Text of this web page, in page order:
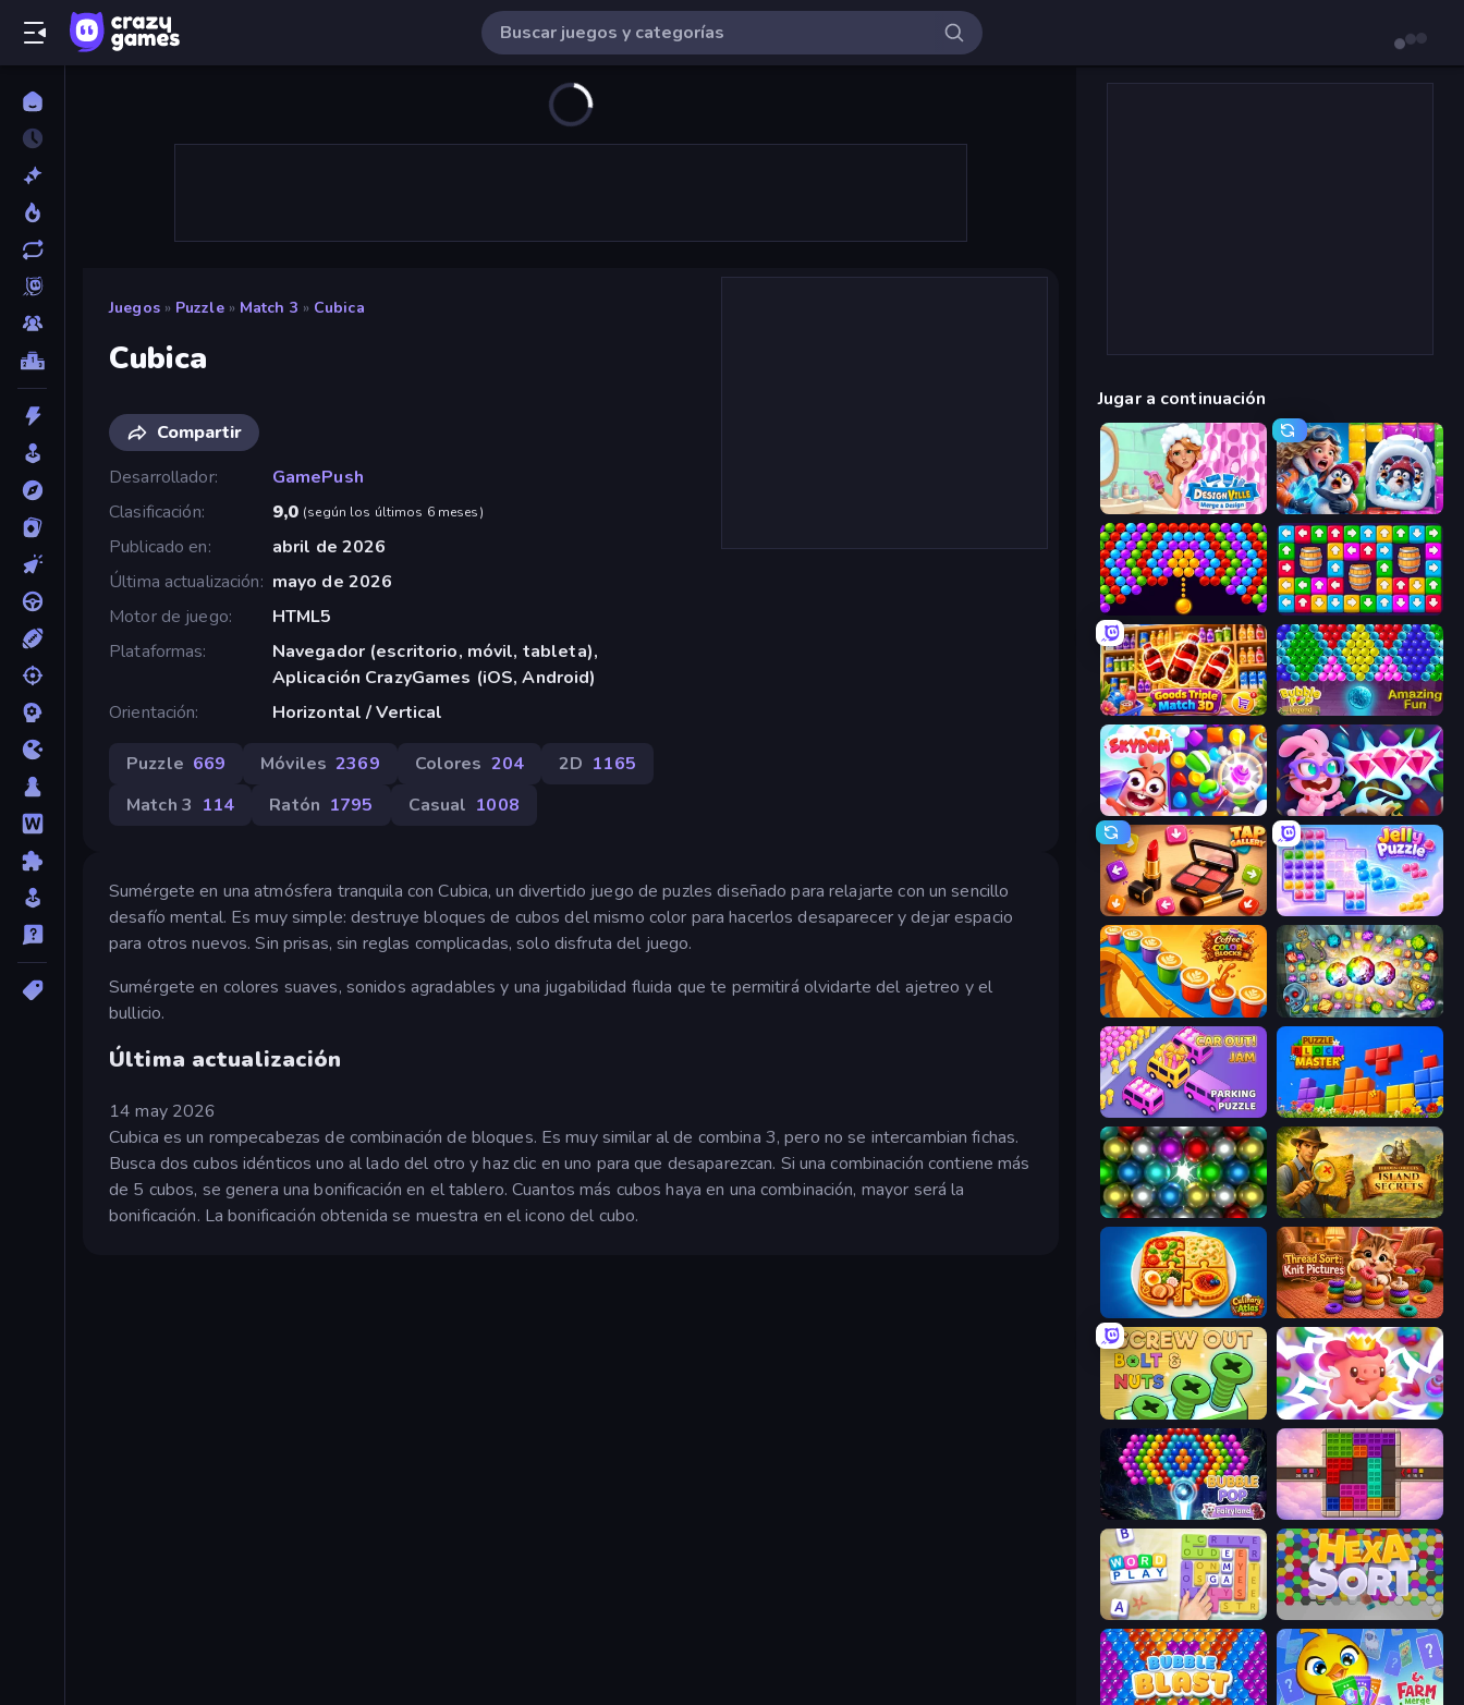
Juegos » Puzzle » Match 3 » Cubica
Cubica
Compartir
Desarrollador
GamePush
Clasificación
9,0 (según los últimos 6 meses)
Publicado en
abril de 2026
Última actualización
mayo de 2026
Motor de juego
HTML5
Plataformas
Navegador (escritorio, móvil, tableta),
Aplicación CrazyGames (iOS, Android)
Orientación
Horizontal / Vertical
Puzzle 669 Móviles 2369 Colores 204 2D 1165
Match 3 114 Ratón 1795 Casual 1008
Sumérgete en una atmósfera tranquila con Cubica, un divertido juego de puzles diseñado para relajarte con un sencillo
desafío mental. Es muy simple: destruye bloques de cubos del mismo color para hacerlos desaparecer y dejar espacio
para otros nuevos. Sin prisas, sin reglas complicadas, solo disfruta del juego.
Sumérgete en colores suaves, sonidos agradables y una jugabilidad fluida que te permitirá olvidarte del ajetreo y el
bullicio.
Última actualización
14 may 2026
Cubica es un rompecabezas de combinación de bloques. Es muy similar al de combina 3, pero no se intercambian fichas.
Busca dos cubos idénticos uno al lado del otro y haz clic en uno para que desaparezcan. Si una combinación contiene más
de 5 cubos, se genera una bonificación en el tablero. Cuantos más cubos haya en una combinación, mayor será la
bonificación. La bonificación obtenida se muestra en el icono del cubo.
Jugar a continuación
Designville: Merge & Design Captain Blast
Bubble Story Tap Away Story
Goods Triple Match 3D Bubble Pop Legend
Skydom Skydom: Reforged
Tap Gallery Jelly Puzzle
Coffee Color Blocks Forgotten Treasure 2
Car OUT! Jam Parking Puzzle Puzzle Block Master
Magnet Balls: Addictive Hidden Objects: Island Secrets
Culinary Atlas Thread Sort: Knit Pictures
Screw Out: Bolts and Nuts Match Arena
Bubble Pop Fairyland Color Cube Puzzle
Word Play